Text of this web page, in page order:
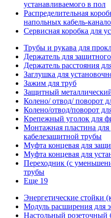
устанавливаемого в пол
Распределительная
напольных кабель-
Сервисная коробка для
Трубы и рукава для
Держатель для
Держатель расстояния
Заглушка для
Зажим для труб
Защитный
Колено/ отвод/ поворот
Колено/отвод/поворот
Крепежный уголок для
Монтажная пластина для
кабелезащитной трубы
Муфта концевая для
Муфта концевая для
Переходник (с
трубы
Еще 19
Энергетические стойки
Модуль расширения для
Настольный розеточный